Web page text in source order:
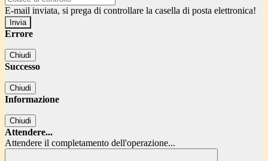
E-mail inviata, si prega di controllare la casella di posta elettronica!
Errore
Chiudi
Successo
Chiudi
Informazione
Chiudi
Attendere...
Attendere il completamento dell'operazione...